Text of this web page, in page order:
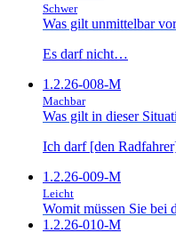
Schwer
Was gilt unmittelbar
Es darf nicht…
1.2.26-008-M
Machbar
Was gilt in dieser
Ich darf [den
1.2.26-009-M
Leicht
Womit müssen Sie bei
1.2.26-010-M